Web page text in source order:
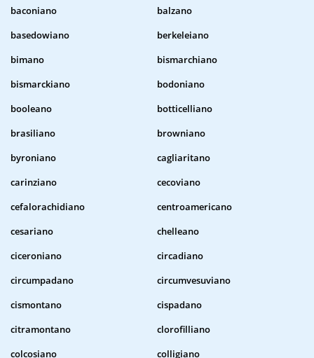
baconiano
balzano
basedowiano
berkeleiano
bimano
bismarchiano
bismarckiano
bodoniano
booleano
botticelliano
brasiliano
browniano
byroniano
cagliaritano
carinziano
cecoviano
cefalorachidiano
centroamericano
cesariano
chelleano
ciceroniano
circadiano
circumpadano
circumvesuviano
cismontano
cispadano
citramontano
clorofilliano
colcosiano
colligiano